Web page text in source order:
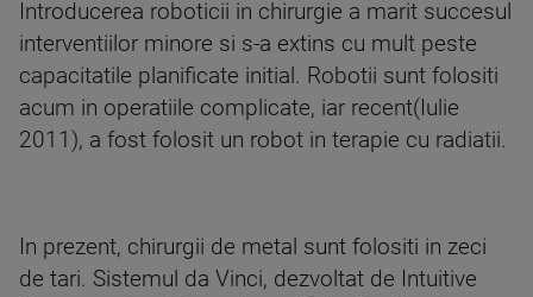
Introducerea roboticii in chirurgie a marit succesul
interventiilor minore si s-a extins cu mult peste
capacitatile planificate initial. Robotii sunt folositi
acum in operatiile complicate, iar recent(Iulie
2011), a fost folosit un robot in terapie cu radiatii.
In prezent, chirurgii de metal sunt folositi in zeci
de tari. Sistemul da Vinci, dezvoltat de Intuitive